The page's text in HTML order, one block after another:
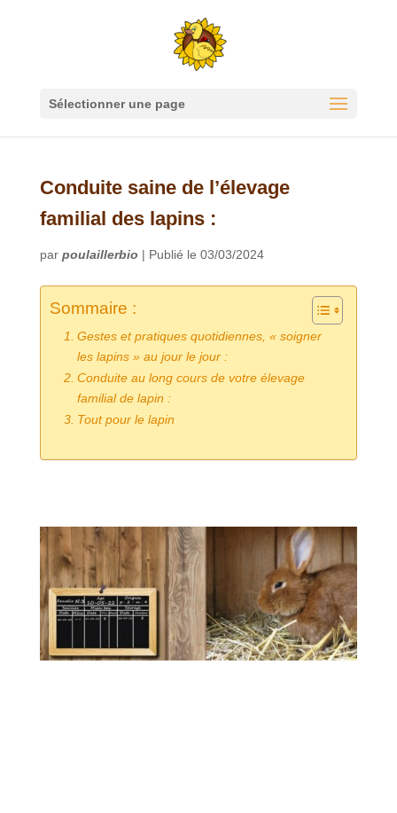
Sélectionner une page
Conduite saine de l’élevage
familial des lapins :
par poulaillerbio | Publié le 03/03/2024
Sommaire :
Gestes et pratiques quotidiennes, « soigner
les lapins » au jour le jour :
Conduite au long cours de votre élevage
familial de lapin :
Tout pour le lapin